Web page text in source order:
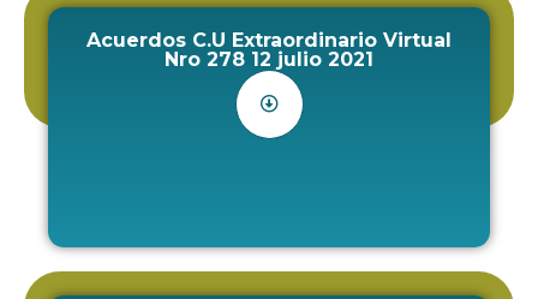
Acuerdos C.U Extraordinario Virtual
Nro 278 12 julio 2021